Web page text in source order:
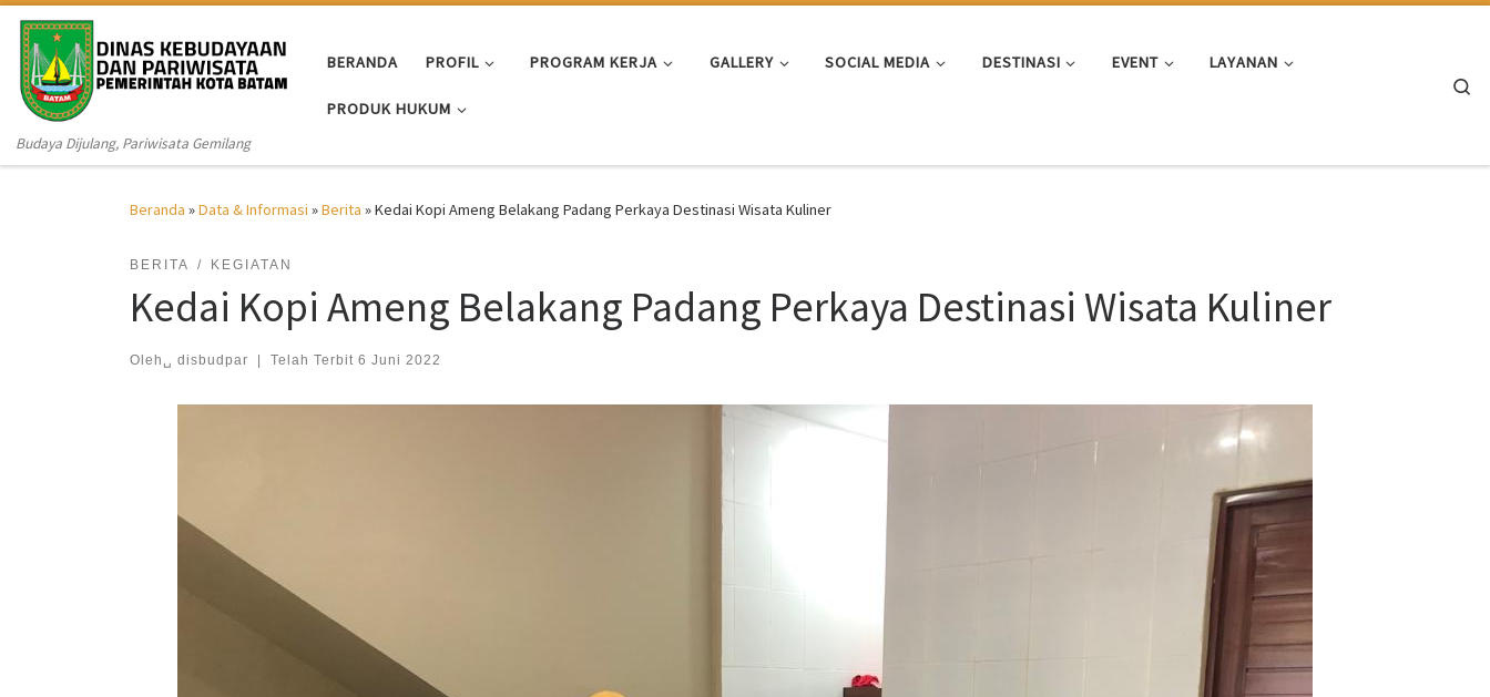
Skip to content
Budaya Dijulang, Pariwisata Gemilang
BERANDA PROFIL PROGRAM KERJA GALLERY SOCIAL MEDIA DESTINASI EVENT LAYANAN
PRODUK HUKUM
Beranda »Data & Informasi »Berita »Kedai Kopi Ameng Belakang Padang Perkaya Destinasi Wisata Kuliner
BERITA KEGIATAN
Kedai Kopi Ameng Belakang Padang Perkaya Destinasi Wisata Kuliner
Oleh␣ disbudpar Telah Terbit 6 Juni 2022